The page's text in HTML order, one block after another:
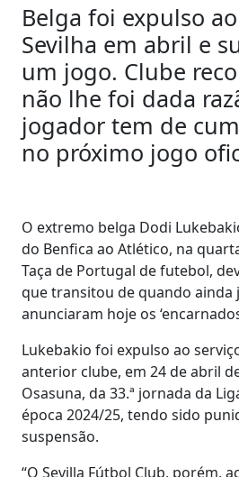
Belga foi expulso
Sevilha em abril e
um jogo. Clube
não lhe foi dada
jogador tem de
no próximo jogo
O extremo belga Dodi
do Benfica ao Atlético, na
Taça de Portugal de futebol,
que transitou de quando ainda
anunciaram hoje os
Lukebakio foi expulso ao
anterior clube, em 24 de abril
Osasuna, da 33.ª jornada da
época 2024/25, tendo sido
suspensão.
“O Sevilla Fútbol Club, porém,